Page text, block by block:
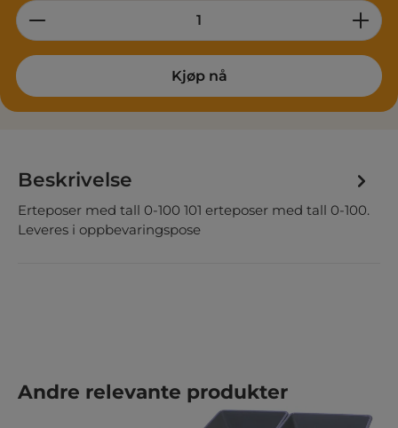
Product Quantity: Enter the desired
Kjøp nå
Beskrivelse
Erteposer med tall 0-100 101 erteposer med tall 0-100.
Leveres i oppbevaringspose
Hopp over produktgalleri
Andre relevante produkter